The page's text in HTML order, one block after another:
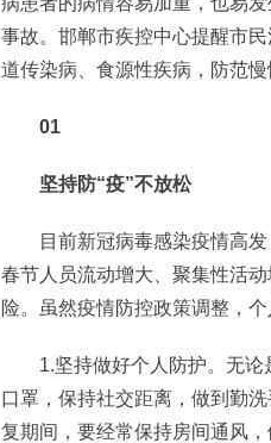
事故。邯郸市疾控中心提醒市
道传染病、食源性疾病，防范
01
坚持防“疫”不放松
目前新冠病毒感染疫情高发
春节人员流动增大、聚集性活
险。虽然疫情防控政策调整，
1.坚持做好个人防护。无论
口罩，保持社交距离，做到勤
复期间，要经常保持房间通风